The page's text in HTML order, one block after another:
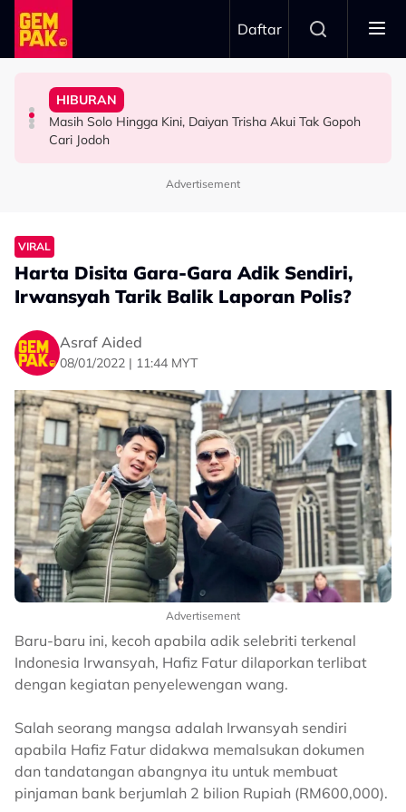
Skip to main content
Daftar
HIBURAN
10 Tahun Solat Atas Kerusi, Maria Tengku Sabri Syukur
Boleh Solat Berdiri Selepas…
HIBURAN
Masih Solo Hingga Kini, Daiyan Trisha Akui Tak Gopoh
Cari Jodoh
SELEBRITI
Dazrin Kamarudin Kongsi ‘Titik Hitam’ Dalam Hidup,
Korek Tabung RM50 Duit Syiling Untuk Isi Minyak - “Nak
VIRAL
Netizen Puji Ketulusan Masjid Raja Bendahara Tengku
Badar Shah Papar Jumlah Kutipan Derma - “Setiap
Advertisement
VIRAL
Harta Disita Gara-Gara Adik Sendiri,
Irwansyah Tarik Balik Laporan Polis?
Asraf Aided
08/01/2022 | 11:44 MYT
Advertisement
Baru-baru ini, kecoh apabila adik selebriti terkenal
Indonesia Irwansyah, Hafiz Fatur dilaporkan terlibat
dengan kegiatan penyelewengan wang.
Salah seorang mangsa adalah Irwansyah sendiri
apabila Hafiz Fatur didakwa memalsukan dokumen
dan tandatangan abangnya itu untuk membuat
pinjaman bank berjumlah 2 bilion Rupiah (RM600,000).